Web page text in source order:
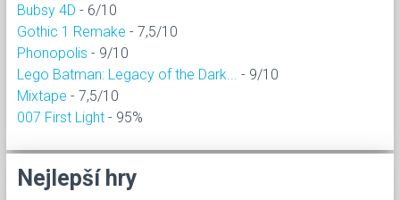
Bubsy 4D - 6/10
Gothic 1 Remake - 7,5/10
Phonopolis - 9/10
Lego Batman: Legacy of the Dark...
- 9/10
Mixtape - 7,5/10
007 First Light - 95%
Nejlepší hry